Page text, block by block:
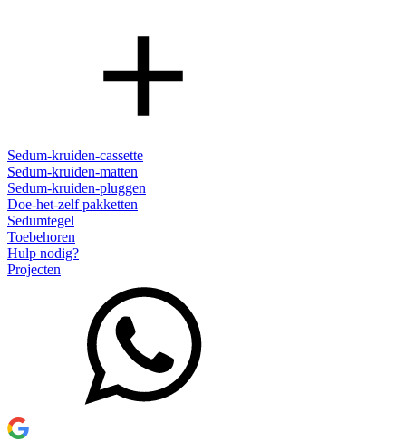
Sedum-kruiden-cassette
Sedum-kruiden-matten
Sedum-kruiden-pluggen
Doe-het-zelf pakketten
Sedumtegel
Toebehoren
Hulp nodig?
Projecten